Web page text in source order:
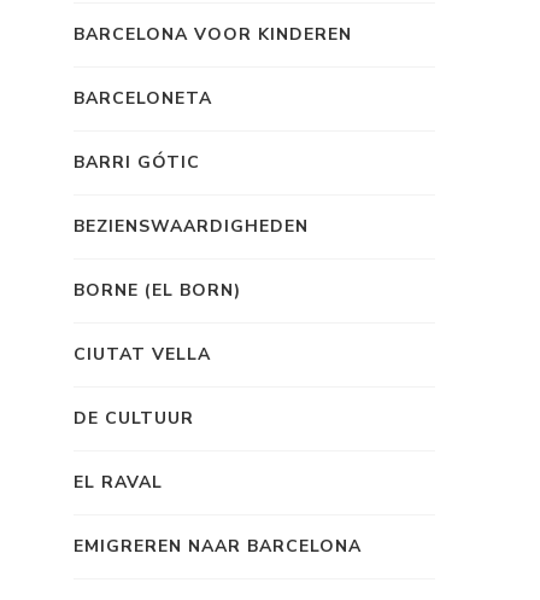
BARCELONA VOOR KINDEREN
BARCELONETA
BARRI GÓTIC
BEZIENSWAARDIGHEDEN
BORNE (EL BORN)
CIUTAT VELLA
DE CULTUUR
EL RAVAL
EMIGREREN NAAR BARCELONA